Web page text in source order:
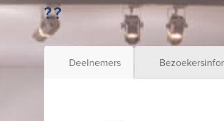
??
Deelnemers